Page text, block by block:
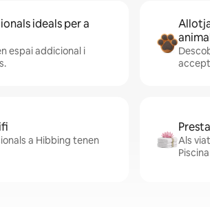
ideals per a
espai addicional i
a Hibbing tenen
Als